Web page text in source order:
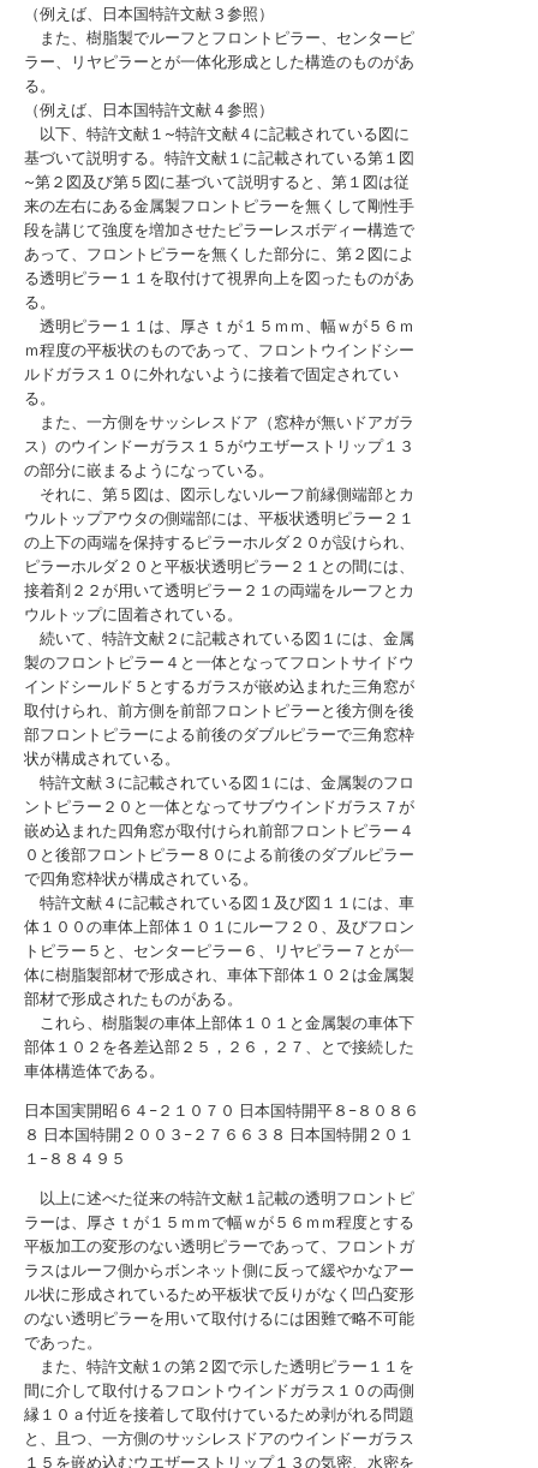
（例えば、日本国特許文献３参照）
また、樹脂製でルーフとフロントピラー、センターピ
ラー、リヤピラーとが一体化形成とした構造のものがあ
る。
（例えば、日本国特許文献４参照）
以下、特許文献１~特許文献４に記載されている図に
基づいて説明する。特許文献１に記載されている第１図
~第２図及び第５図に基づいて説明すると、第１図は従
来の左右にある金属製フロントピラーを無くして剛性手
段を講じて強度を増加させたピラーレスボディー構造で
あって、フロントピラーを無くした部分に、第２図によ
る透明ピラー１１を取付けて視界向上を図ったものがあ
る。
透明ピラー１１は、厚さｔが１５ｍｍ、幅ｗが５６ｍ
ｍ程度の平板状のものであって、フロントウインドシー
ルドガラス１０に外れないように接着で固定されてい
る。
また、一方側をサッシレスドア（窓枠が無いドアガラ
ス）のウインドーガラス１５がウエザーストリップ１３
の部分に嵌まるようになっている。
それに、第５図は、図示しないルーフ前縁側端部とカ
ウルトップアウタの側端部には、平板状透明ピラー２１
の上下の両端を保持するピラーホルダ２０が設けられ、
ピラーホルダ２０と平板状透明ピラー２１との間には、
接着剤２２が用いて透明ピラー２１の両端をルーフとカ
ウルトップに固着されている。
続いて、特許文献２に記載されている図１には、金属
製のフロントピラー４と一体となってフロントサイドウ
インドシールド５とするガラスが嵌め込まれた三角窓が
取付けられ、前方側を前部フロントピラーと後方側を後
部フロントピラーによる前後のダブルピラーで三角窓枠
状が構成されている。
特許文献３に記載されている図１には、金属製のフロ
ントピラー２０と一体となってサブウインドガラス７が
嵌め込まれた四角窓が取付けられ前部フロントピラー４
０と後部フロントピラー８０による前後のダブルピラー
で四角窓枠状が構成されている。
特許文献４に記載されている図１及び図１１には、車
体１００の車体上部体１０１にルーフ２０、及びフロン
トピラー５と、センターピラー６、リヤピラー７とが一
体に樹脂製部材で形成され、車体下部体１０２は金属製
部材で形成されたものがある。
これら、樹脂製の車体上部体１０１と金属製の車体下
部体１０２を各差込部２５，２６，２７、とで接続した
車体構造体である。
日本国実開昭６４−２１０７０ 日本国特開平８−８０８６
８ 日本国特開２００３−２７６６３８ 日本国特開２０１
１−８８４９５
以上に述べた従来の特許文献１記載の透明フロントピ
ラーは、厚さｔが１５ｍｍで幅ｗが５６ｍｍ程度とする
平板加工の変形のない透明ピラーであって、フロントガ
ラスはルーフ側からボンネット側に反って緩やかなアー
ル状に形成されているため平板状で反りがなく凹凸変形
のない透明ピラーを用いて取付けるには困難で略不可能
であった。
また、特許文献１の第２図で示した透明ピラー１１を
間に介して取付けるフロントウインドガラス１０の両側
縁１０ａ付近を接着して取付けているため剥がれる問題
と、且つ、一方側のサッシレスドアのウインドーガラス
１５を嵌め込むウエザーストリップ１３の気密、水密を